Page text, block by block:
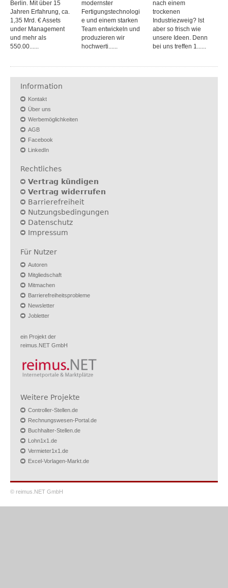
Berlin. Mit über 15
Jahren Erfahrung, ca.
1,35 Mrd. € Assets
under Management
und mehr als
550.00......
modernster
Fertigungstechnologi
e und einem starken
Team entwickeln und
produzieren wir
hochwerti......
nach einem
trockenen
Industriezweig? Ist
aber so frisch wie
unsere Ideen. Denn
bei uns treffen 1......
Information
Kontakt
Über uns
Werbemöglichkeiten
AGB
Facebook
LinkedIn
Rechtliches
Vertrag kündigen
Vertrag widerrufen
Barrierefreiheit
Nutzungsbedingungen
Datenschutz
Impressum
Für Nutzer
Autoren
Mitgliedschaft
Mitmachen
Barrierefreiheitsprobleme
Newsletter
Jobletter
ein Projekt der
reimus.NET GmbH
Weitere Projekte
Controller-Stellen.de
Rechnungswesen-Portal.de
Buchhalter-Stellen.de
Lohn1x1.de
Vermieter1x1.de
Excel-Vorlagen-Markt.de
© reimus.NET GmbH